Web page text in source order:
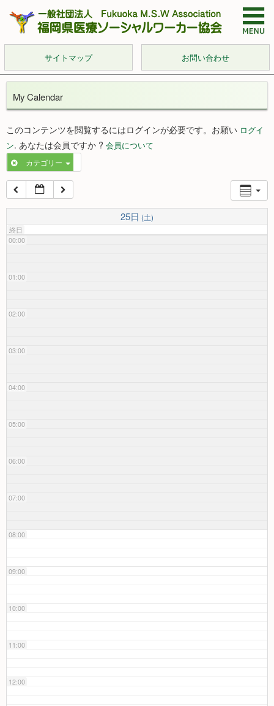
サイトマップ お問い合わせ
My Calendar
このコンテンツを閲覧するにはログインが必要です。お願い ログイ
ン. あなたは会員ですか ? 会員について
カテゴリー
25日 (土)
終日
00:00
01:00
02:00
03:00
04:00
05:00
06:00
07:00
08:00
09:00
10:00
11:00
12:00